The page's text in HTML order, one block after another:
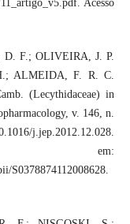
Acesso
F.; OLIVEIRA, J. P.
ALMEIDA, F. R. C.
(Lecythidaceae) in
v. 146, n.
j.jep.2012.12.028.
em:
S0378874112008628.